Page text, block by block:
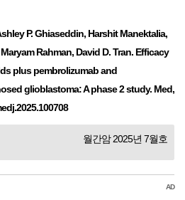
P. Ghiaseddin, Harshit Manektalia,
Rahman, David D. Tran. Efficacy
plus pembrolizumab and
glioblastoma: A phase 2 study. Med,
월간암 2025년 7월호
AD